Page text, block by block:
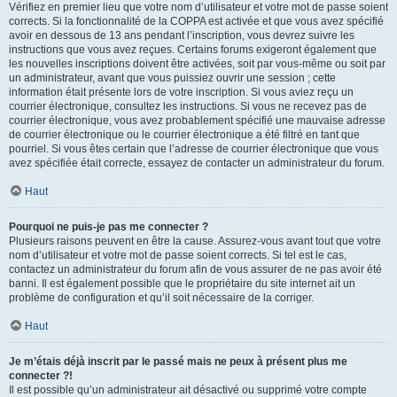
Vérifiez en premier lieu que votre nom d’utilisateur et votre mot de passe soient
corrects. Si la fonctionnalité de la COPPA est activée et que vous avez spécifié
avoir en dessous de 13 ans pendant l’inscription, vous devrez suivre les
instructions que vous avez reçues. Certains forums exigeront également que
les nouvelles inscriptions doivent être activées, soit par vous-même ou soit par
un administrateur, avant que vous puissiez ouvrir une session ; cette
information était présente lors de votre inscription. Si vous aviez reçu un
courrier électronique, consultez les instructions. Si vous ne recevez pas de
courrier électronique, vous avez probablement spécifié une mauvaise adresse
de courrier électronique ou le courrier électronique a été filtré en tant que
pourriel. Si vous êtes certain que l’adresse de courrier électronique que vous
avez spécifiée était correcte, essayez de contacter un administrateur du forum.
Haut
Pourquoi ne puis-je pas me connecter ?
Plusieurs raisons peuvent en être la cause. Assurez-vous avant tout que votre
nom d’utilisateur et votre mot de passe soient corrects. Si tel est le cas,
contactez un administrateur du forum afin de vous assurer de ne pas avoir été
banni. Il est également possible que le propriétaire du site internet ait un
problème de configuration et qu’il soit nécessaire de la corriger.
Haut
Je m’étais déjà inscrit par le passé mais ne peux à présent plus me
connecter ?!
Il est possible qu’un administrateur ait désactivé ou supprimé votre compte